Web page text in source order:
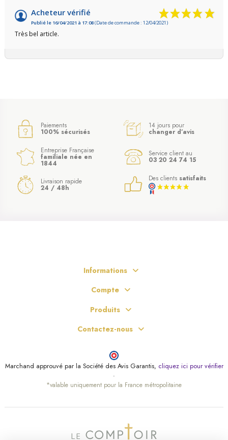
Acheteur vérifié
Publié le 16/04/2021 à 17:08(Date de commande : 12/04/2021)
Très bel article.
Paiements
100% sécurisés
14 jours pour
changer d’avis
Entreprise Française
familiale née en
1844
Service client au
03 20 24 74 15
Livraison rapide
24 / 48h
Des clients satisfaits
Informations
Compte
Produits
Contactez-nous
Marchand approuvé par la Société des Avis Garantis, cliquez ici pour vérifier
.
*valable uniquement pour la France métropolitaine